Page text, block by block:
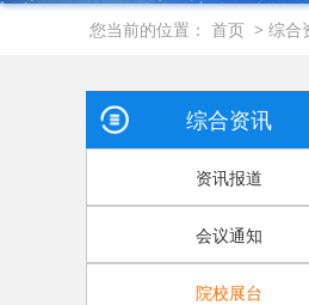
您当前的位置： 首页> 综合
综合资讯
资讯报道
会议通知
院校展台